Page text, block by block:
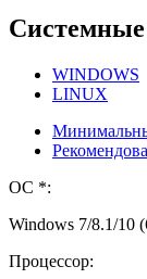
Системные
WINDOWS
LINUX
ОС *:
Windows 7/8.1/10
Процессор: